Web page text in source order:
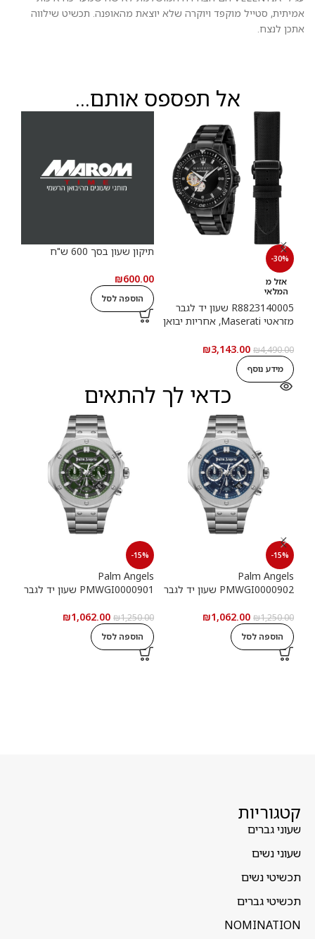
אמיתית, סטייל מוקפד ויוקרה שלא יוצאת מהאופנה. תכשיט שילווה
אתכן לנצח.
אל תפספס אותם...
-30%
אזל מ
המלאי
R8823140005 שעון יד לגבר
מזראטי Maserati, אחריות יבואן
₪4,490.00
₪3,143.00
מידע נוסף
תיקון שעון בסך 600 ש"ח
₪600.00
הוספה לסל
כדאי לך להתאים
-15%
Palm Angels
PMWGI0000902 שעון יד לגבר
₪1,250.00
₪1,062.00
הוספה לסל
-15%
Palm Angels
PMWGI0000901 שעון יד לגבר
₪1,250.00
₪1,062.00
הוספה לסל
קטגוריות
שעוני גברים
שעוני נשים
תכשיטי נשים
תכשיטי גברים
NOMINATION